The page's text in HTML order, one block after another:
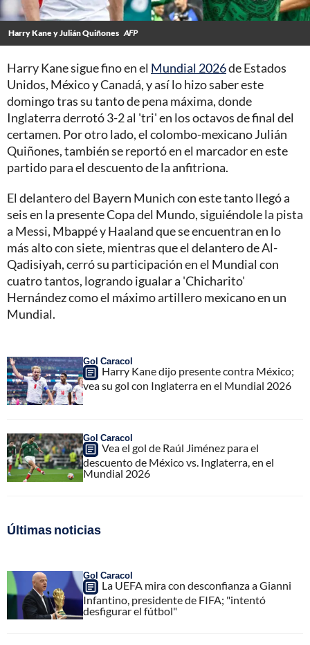
Harry Kane y Julián Quiñones AFP
Harry Kane sigue fino en el Mundial 2026de Estados
Unidos, México y Canadá, y así lo hizo saber este
domingo tras su tanto de pena máxima, donde
Inglaterra derrotó 3-2 al 'tri' en los octavos de final del
certamen. Por otro lado, el colombo-mexicano Julián
Quiñones, también se reportó en el marcador en este
partido para el descuento de la anfitriona.
El delantero del Bayern Munich con este tanto llegó a
seis en la presente Copa del Mundo, siguiéndole la pista
a Messi, Mbappé y Haaland que se encuentran en lo
más alto con siete, mientras que el delantero de Al-
Qadisiyah, cerró su participación en el Mundial con
cuatro tantos, logrando igualar a 'Chicharito'
Hernández como el máximo artillero mexicano en un
Mundial.
Gol Caracol
Harry Kane dijo presente contra México;
vea su gol con Inglaterra en el Mundial 2026
Gol Caracol
Vea el gol de Raúl Jiménez para el
descuento de México vs. Inglaterra, en el
Mundial 2026
Últimas noticias
Gol Caracol
La UEFA mira con desconfianza a Gianni
Infantino, presidente de FIFA; "intentó
desfigurar el fútbol"